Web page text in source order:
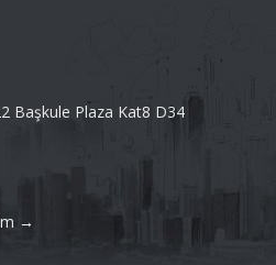
Başkule Plaza Kat8 D34
→